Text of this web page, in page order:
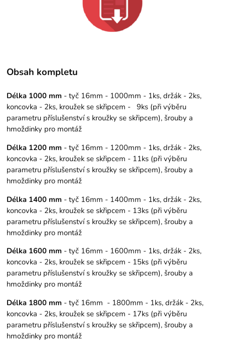
Obsah kompletu
Délka 1000 mm - tyč 16mm - 1000mm - 1ks, držák - 2ks,
koncovka - 2ks, kroužek se skřipcem - 9ks (při výběru
parametru příslušenství s kroužky se skřipcem), šrouby a
hmoždinky pro montáž
Délka 1200 mm - tyč 16mm - 1200mm - 1ks, držák - 2ks,
koncovka - 2ks, kroužek se skřipcem - 11ks (při výběru
parametru příslušenství s kroužky se skřipcem), šrouby a
hmoždinky pro montáž
Délka 1400 mm - tyč 16mm - 1400mm - 1ks, držák - 2ks,
koncovka - 2ks, kroužek se skřipcem - 13ks (při výběru
parametru příslušenství s kroužky se skřipcem), šrouby a
hmoždinky pro montáž
Délka 1600 mm - tyč 16mm - 1600mm - 1ks, držák - 2ks,
koncovka - 2ks, kroužek se skřipcem - 15ks (při výběru
parametru příslušenství s kroužky se skřipcem), šrouby a
hmoždinky pro montáž
Délka 1800 mm - tyč 16mm - 1800mm - 1ks, držák - 2ks,
koncovka - 2ks, kroužek se skřipcem - 17ks (při výběru
parametru příslušenství s kroužky se skřipcem), šrouby a
hmoždinky pro montáž